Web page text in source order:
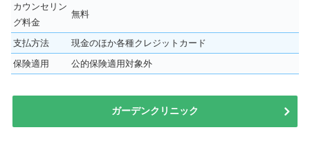
カウンセリン
グ料金
無料
支払方法
現金のほか各種クレジットカード
保険適用
公的保険適用対象外
ガーデンクリニック